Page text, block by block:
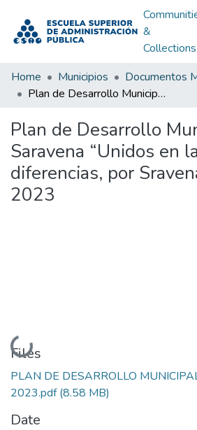
&
Collections
Home Municipios
Documentos
Plan de Desarrollo Municipal Saravena “Unidos en las diferencias, por Sravena”2020-2023
Plan de Desarrollo
Saravena “Unidos en
diferencias, por
2023
Loading...
Files
PLAN DE DESARROLLO
2023.pdf(8.58 MB)
Date